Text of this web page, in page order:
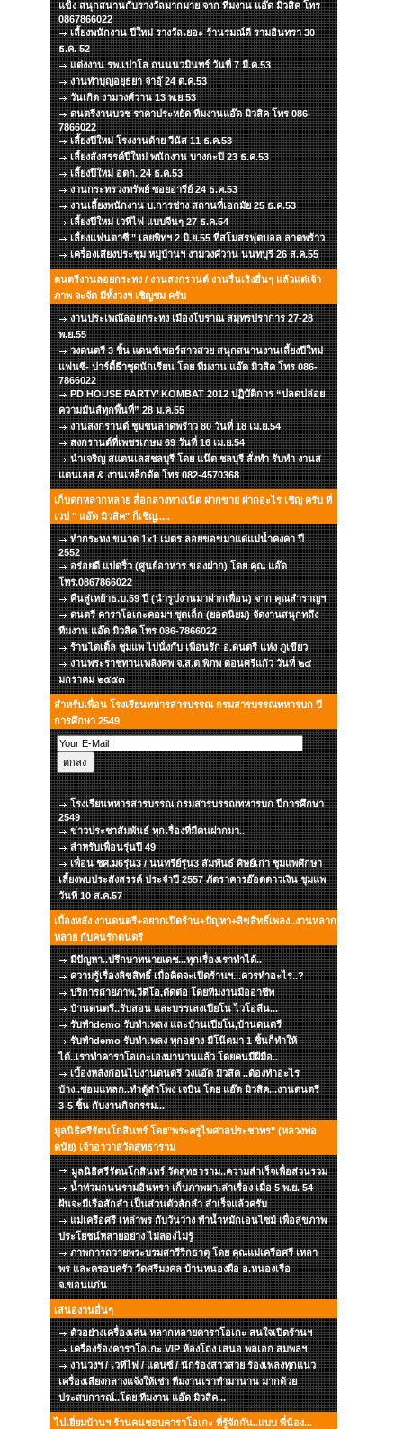
แข็ง สนุกสนานกับรางวัลมากมาย จาก ทีมงาน แอ๊ด มิวสิค โทร
0867866022
เลี้ยงพนักงาน ปีใหม่ รางวัลเยอะ ร้านรมณ์ดี รามอินทรา 30
ธ.ค. 52
แต่งงาน รพ.เปาโล ถนนนวมินทร์ วันที่ 7 มี.ค.53
งานทำบุญอยุธยา จ่าอุ๊ 24 ต.ค.53
วันเกิด งามวงศ์วาน 13 พ.ย.53
ดนตรีงานบวช ราคาประหยัด ทีมงานแอ๊ด มิวสิค โทร 086-
7866022
เลี้ยงปีใหม่ โรงงานด้าย วีนัส 11 ธ.ค.53
เลี้ยงสังสรรค์ปีใหม่ พนักงาน บางกะปิ 23 ธ.ค.53
เลี้ยงปีใหม่ อตก. 24 ธ.ค.53
งานกระทรวงทรัพย์ ซอยอารีย์ 24 ธ.ค.53
งานเลี้ยงพนักงาน บ.การช่าง สถานที่เอกมัย 25 ธ.ค.53
เลี้ยงปีใหม่ เวทีไฟ แบบจีนๆ 27 ธ.ค.54
เลี้ยงแฟนตาซี " เลยพิทฯ 2 มิ.ย.55 ที่สโมสรฟุตบอล ลาดพร้าว
เครื่องเสียงประชุม หมู่บ้านฯ งามวงศ์วาน นนทบุรี 26 ส.ค.55
ดนตรีงานลอยกระทง / งานสงกรานต์ งานรื่นเริงอื่นๆ แล้วแต่เจ้า
ภาพ จะจัด มีทั้งวงฯ เชิญชม ครับ
งานประเพณ๊ลอยกระทง เมืองโบราณ สมุทรปราการ 27-28
พ.ย.55
วงดนตรี 3 ชิ้น แดนซ์เซอร์สาวสวย สนุกสนานงานเลี้ยงปีใหม่
แฟนซี- ปาร์ตี้ธีาชุดนักเรียน โดย ทีมงาน แอ๊ด มิวสิค โทร 086-
7866022
PD HOUSE PARTY’ KOMBAT 2012 ปฏิบัติการ “ปลดปล่อย
ความมันส์ทุกพื้นที่” 28 ม.ค.55
งานสงกรานต์ ชุมชนลาดพร้าว 80 วันที่ 18 เม.ย.54
สงกรานต์ที่เพชรเกษม 69 วันที่ 16 เม.ย.54
นำเจริญ สแตนเลสชลบุรี โดย แน๊ต ชลบุรี สั่งทำ รับทำ งานส
แตนเลส & งานเหล็กดัด โทร 082-4570368
เก็บตกหลากหลาย สื่อกลางทางเน๊ต ฝากขาย ฝากอะไร เชิญ ครับ ที่
เวป " แอ๊ด มิวสิค" ก็เชิญ.....
ทำกระทง ขนาด 1x1 เมตร ลอยขอขมาแด่แม่น้ำคงคา ปี
2552
อร่อยดี แปดริ้ว (ศูนย์อาหาร ของฝาก) โดย คุณ แอ๊ด
โทร.0867866022
คืนสู่เหย้าธ.บ.59 ปี (นำรูปงานมาฝากเพื่อน) จาก คุณสำราญฯ
ดนตรี คาราโอเกะคอมฯ ชุดเล็ก (ยอดนิยม) จัดงานสนุกทถึง
ทีมงาน แอ๊ด มิวสิค โทร 086-7866022
ร้านไตเติ้ล ชุมแพ ไปนั่งกับ เพื่อนรัก อ.ดนตรี แห่ง ภูเขียว
งานพระราชทานเพลิงศพ จ.ส.ต.พิภพ ดอนศรีแก้ว วันที่ ๒๔
มกราคม ๒๕๕๓
สำหรับเพื่อน โรงเรียนทหารสารบรรณ กรมสารบรรณทหารบก ปี
การศึกษา 2549
โรงเรียนทหารสารบรรณ กรมสารบรรณทหารบก ปีการศึกษา
2549
ข่าวประชาสัมพันธ์ ทุกเรื่องที่มีคนฝากมา..
สำหรับเพื่อนรุ่นปี 49
เพื่อน ชศ.ม6รุ่น3 / นนทรีย์รุ่น3 สัมพันธ์ ศิษย์เก่า ชุมแพศึกษา
เลี้ยงพบประสังสรรค์ ประจำปี 2557 ภัตราคารอ๊อดดาวเงิน ชุมแพ
วันที่ 10 ส.ค.57
เบื้องหลัง งานดนตรี+อยากเปิดร้าน+ปัญหา+ลิขสิทธิ์เพลง..งานหลาก
หลาย กับคนรักดนตรี
มีปัญหา..ปรึกษาทนายเดช...ทุกเรื่องเราทำได้..
ความรู้เรื่องลิขสิทธิ์ เมื่อคิดจะเปิดร้านฯ...ควรทำอะไร..?
บริการถ่ายภาพ,วีดีโอ,ตัดต่อ โดยทีมงานมืออาชีพ
บ้านดนตรี..รับสอน และบรรเลงเปียโน ไวโอลีน...
รับทำdemo รับทำเพลง และบ้านเปียโน,บ้านดนตรี
รับทำdemo รับทำเพลง ทุกอย่าง มีโน๊ตมา 1 ชิ้นก็ทำให้
ได้..เราทำคาราโอเกะเองมานานแล้ว โดยคนมีฝีมือ..
เบื้องหลังก่อนไปงานดนตรี วงแอ๊ด มิวสิค ..ต้องทำอะไร
บ้าง..ซ่อมแหลก..ทำตู้ลำโพง เจบิน โดย แอ๊ด มิวสิค...งานดนตรี
3-5 ชิ้น กับงานกิจกรรม...
มูลนิธิศรีรัตนโกสินทร์ โดย"พระครูไพศาลประชาทร" (หลวงพ่อ
ดนัย) เจ้าอาวาสวัดสุทธาราม
มูลนิธิศรีรัตนโกสินทร์ วัดสุทธาราม..ความสำเร็จเพื่อส่วนรวม
น้ำท่วมถนนรามอินทรา เก็บภาพมาเล่าเรื่อง เมื่อ 5 พ.ย. 54
ฝันจะมีเรือสักลำ เป็นส่วนตัวสักลำ สำเร็จแล้วครับ
แม่เครือศรี เหล่าพร กับวันว่าง ทำน้ำหมักเอนไซม์ เพื่อสุขภาพ
ประโยชน์หลายอย่าง ไม่ลองไม่รู้
ภาพการถวายพระบรมสารีริกธาตุ โดย คุณแม่เครือศรี เหลา
พร และครอบครัว วัดศรีมงคล บ้านหนองผือ อ.หนองเรือ
จ.ขอนแก่น
เสนองานอื่นๆ
ตัวอย่างเครื่องเล่น หลากหลายคาราโอเกะ สนใจเปิดร้านฯ
เครื่องร้องคาราโอเกะ VIP ห้องโถง เสนอ พลเอก สมพลฯ
งานวงฯ / เวทีไฟ / แดนซ์ / นักร้องสาวสวย ร้องเพลงทุกแนว
เครื่องเสียงกลางแจ้งให้เช่า ทีมงานเราทำมานาน มากด้วย
ประสบการณ์..โดย ทีมงาน แอ๊ด มิวสิค...
ไปเยี่ยมบ้านฯ ร้านคนชอบคาราโอเกะ ที่รู้จักกัน..แบบ พี่น้อง...